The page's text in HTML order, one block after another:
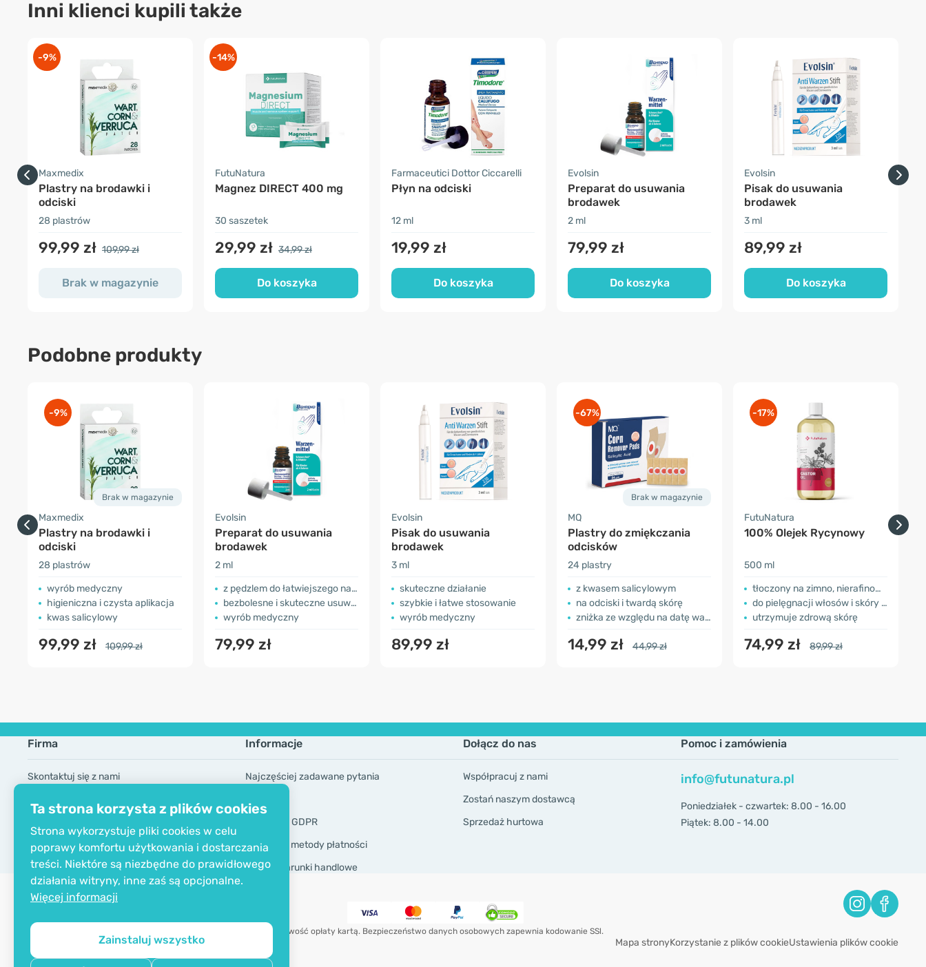
Ta strona korzysta z plików cookies
Strona wykorzystuje pliki cookies w celu
poprawy komfortu użytkowania i dostarczania
treści. Niektóre są niezbędne do prawidłowego
działania witryny, inne zaś są opcjonalne.
Więcej informacji
Zainstaluj wszystko
Inni klienci kupili także
-9%
Maxmedix
Plastry na brodawki i
odciski
28 plastrów
99,99 zł 109,99 zł
Brak w magazynie
-14%
FutuNatura
Magnez DIRECT 400 mg
30 saszetek
29,99 zł 34,99 zł
Do koszyka
Farmaceutici Dottor Ciccarelli
Płyn na odciski
12 ml
19,99 zł
Do koszyka
Evolsin
Preparat do usuwania
brodawek
2 ml
79,99 zł
Do koszyka
Evolsin
Pisak do usuwania
brodawek
3 ml
89,99 zł
Do koszyka
Podobne produkty
-9%
Brak w magazynie
Maxmedix
Plastry na brodawki i
odciski
28 plastrów
wyrób medyczny
higieniczna i czysta aplikacja
kwas salicylowy
99,99 zł 109,99 zł
Evolsin
Preparat do usuwania
brodawek
2 ml
z pędzlem do łatwiejszego nakładania
bezbolesne i skuteczne usuwanie
wyrób medyczny
79,99 zł
Evolsin
Pisak do usuwania
brodawek
3 ml
skuteczne działanie
szybkie i łatwe stosowanie
wyrób medyczny
89,99 zł
-67%
Brak w magazynie
MQ
Plastry do zmiękczania
odcisków
24 plastry
z kwasem salicylowym
na odciski i twardą skórę
zniżka ze względu na datę ważności
14,99 zł 44,99 zł
-17%
FutuNatura
100% Olejek Rycynowy
500 ml
tłoczony na zimno, nierafinowany
do pielęgnacji włosów i skóry głowy
utrzymuje zdrową skórę
74,99 zł 89,99 zł
Firma
Skontaktuj się z nami
Informacje
Najczęściej zadawane pytania
Narzędzia GDPR
Dostawa i metody płatności
Ogólne warunki handlowe
Dołącz do nas
Współpracuj z nami
Zostań naszym dostawcą
Sprzedaż hurtowa
Pomoc i zamówienia
info@futunatura.pl
Poniedziałek - czwartek: 8.00 - 16.00
Piątek: 8.00 - 14.00
Możliwość opłaty kartą. Bezpieczeństwo danych osobowych zapewnia kodowanie SSl.
Copyright © 2012 - 2026   |   Be Healthy Group d.o.o. Mapa stronyKorzystanie z plików cookieUstawienia plików cookie